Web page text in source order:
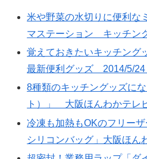
米や野菜の水切りに便利な
マステーション キッチン
覚えておきたいキッチン
最新便利グッズ 2014/5/24
8種類のキッチングッズに
ト）」 大阪ほんわかテ
冷凍も加熱もOKのフリー
シリコンバッグ」大阪ほ